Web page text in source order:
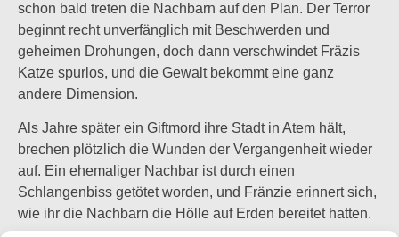
schon bald treten die Nachbarn auf den Plan. Der Terror
beginnt recht unverfänglich mit Beschwerden und
geheimen Drohungen, doch dann verschwindet Fräzis
Katze spurlos, und die Gewalt bekommt eine ganz
andere Dimension.
Als Jahre später ein Giftmord ihre Stadt in Atem hält,
brechen plötzlich die Wunden der Vergangenheit wieder
auf. Ein ehemaliger Nachbar ist durch einen
Schlangenbiss getötet worden, und Fränzie erinnert sich,
wie ihr die Nachbarn die Hölle auf Erden bereitet hatten.